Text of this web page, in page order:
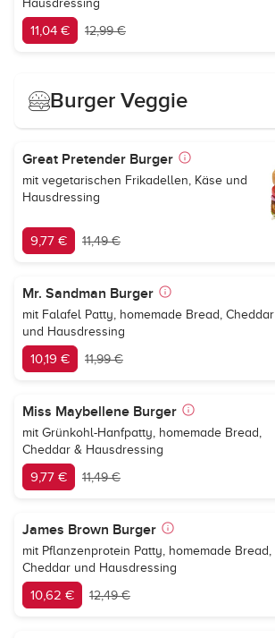
Hausdressing
11,04 € 12,99 €
Burger Veggie
Great Pretender Burger
mit vegetarischen Frikadellen, Käse und
Hausdressing
9,77 € 11,49 €
Mr. Sandman Burger
mit Falafel Patty, homemade Bread, Cheddar
und Hausdressing
10,19 € 11,99 €
Miss Maybellene Burger
mit Grünkohl-Hanfpatty, homemade Bread,
Cheddar & Hausdressing
9,77 € 11,49 €
James Brown Burger
mit Pflanzenprotein Patty, homemade Bread,
Cheddar und Hausdressing
10,62 € 12,49 €